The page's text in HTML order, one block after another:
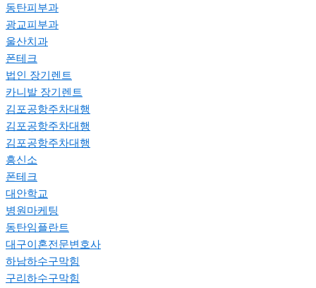
동탄피부과
광교피부과
울산치과
폰테크
법인 장기렌트
카니발 장기렌트
김포공항주차대행
김포공항주차대행
김포공항주차대행
흥신소
폰테크
대안학교
병원마케팅
동탄임플란트
대구이혼전문변호사
하남하수구막힘
구리하수구막힘